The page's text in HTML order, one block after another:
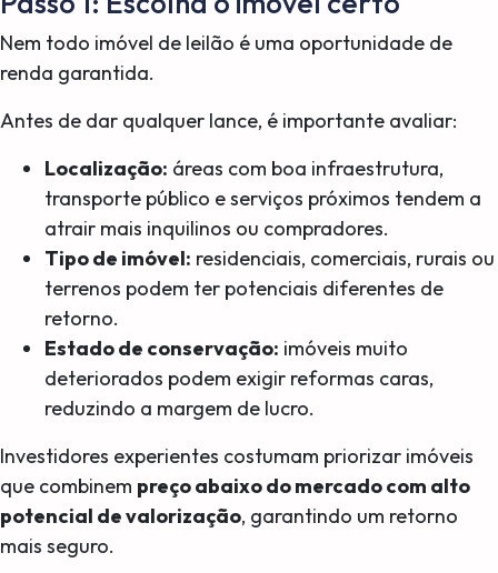
Nem todo imóvel de leilão é uma oportunidade de
renda garantida.
Antes de dar qualquer lance, é importante avaliar:
Localização: áreas com boa infraestrutura,
transporte público e serviços próximos tendem a
atrair mais inquilinos ou compradores.
Tipo de imóvel: residenciais, comerciais, rurais ou
terrenos podem ter potenciais diferentes de
retorno.
Estado de conservação: imóveis muito
deteriorados podem exigir reformas caras,
reduzindo a margem de lucro.
Investidores experientes costumam priorizar imóveis
que combinem preço abaixo do mercado com alto
potencial de valorização, garantindo um retorno
mais seguro.